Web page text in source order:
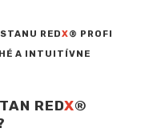
REDX® PROFI
A INTUITÍVNE
REDX®